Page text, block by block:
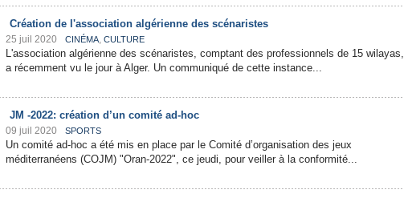
Création de l'association algérienne des scénaristes
25 juil 2020 CINÉMA, CULTURE
L'association algérienne des scénaristes, comptant des professionnels de 15 wilayas,
a récemment vu le jour à Alger. Un communiqué de cette instance...
JM -2022: création d’un comité ad-hoc
09 juil 2020 SPORTS
Un comité ad-hoc a été mis en place par le Comité d’organisation des jeux
méditerranéens (COJM) "Oran-2022", ce jeudi, pour veiller à la conformité...